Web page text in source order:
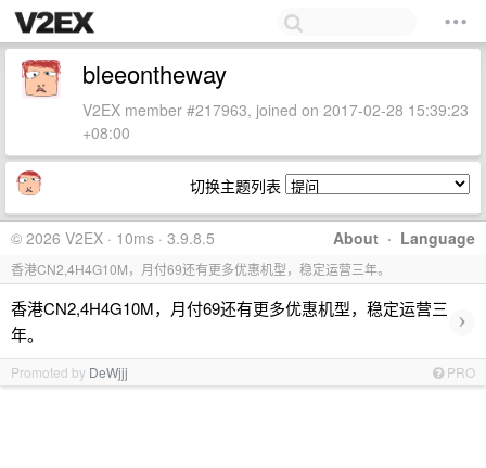
bleeontheway
V2EX member #217963, joined on 2017-02-28 15:39:23
+08:00
切换主题列表
About · Language
© 2026 V2EX · 10ms · 3.9.8.5
香港CN2,4H4G10M，月付69还有更多优惠机型，稳定运营三年。
香港CN2,4H4G10M，月付69还有更多优惠机型，稳定运营三
年。
›
Promoted by DeWjjj PRO